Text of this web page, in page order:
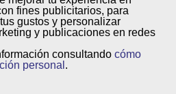
fines publicitarios, para
gustos y personalizar
y publicaciones en redes
consultando cómo
personal .
académicos.
VUE, la AECEM, la CEC o
o de Cambridge son algunas
las que contamos con